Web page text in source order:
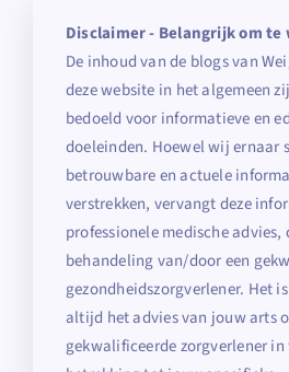
Disclaimer - Belangrijk om te
De inhoud van de blogs van
deze website in het algemeen
bedoeld voor informatieve en
doeleinden. Hoewel wij ernaar
betrouwbare en actuele
verstrekken, vervangt deze
professionele medische advies,
behandeling van/door een
gezondheidszorgverlener. Het
altijd het advies van jouw arts
gekwalificeerde zorgverlener